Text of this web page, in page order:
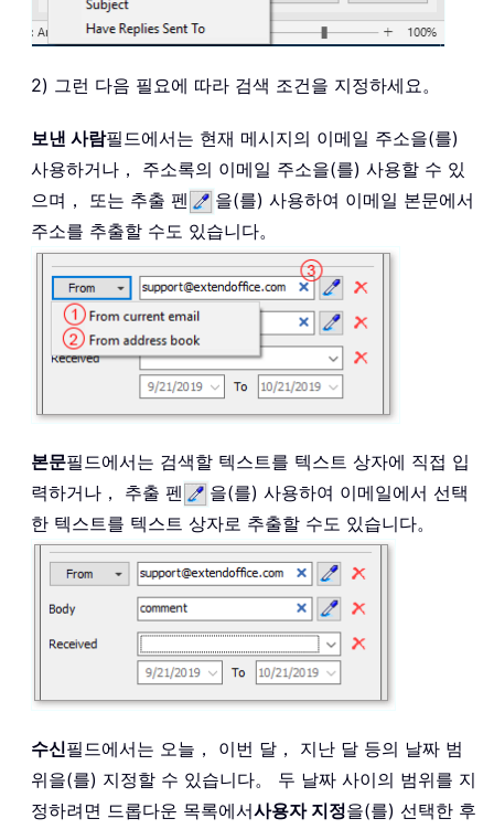
2) 그런 다음 필요에 따라 검색 조건을 지정하세요。
보낸 사람필드에서는 현재 메시지의 이메일 주소을(를)
사용하거나， 주소록의 이메일 주소을(를) 사용할 수 있
으며， 또는 추출 펜
을(를) 사용하여 이메일 본문에서
주소를 추출할 수도 있습니다。
본문필드에서는 검색할 텍스트를 텍스트 상자에 직접 입
력하거나， 추출 펜
을(를) 사용하여 이메일에서 선택
한 텍스트를 텍스트 상자로 추출할 수도 있습니다。
수신필드에서는 오늘， 이번 달， 지난 달 등의 날짜 범
위을(를) 지정할 수 있습니다。 두 날짜 사이의 범위를 지
정하려면 드롭다운 목록에서사용자 지정을(를) 선택한 후